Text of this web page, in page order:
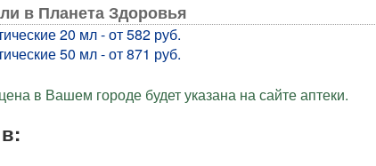
в Планета Здоровья
20 мл - от 582 руб.
50 мл - от 871 руб.
в Вашем городе будет указана на сайте аптеки.